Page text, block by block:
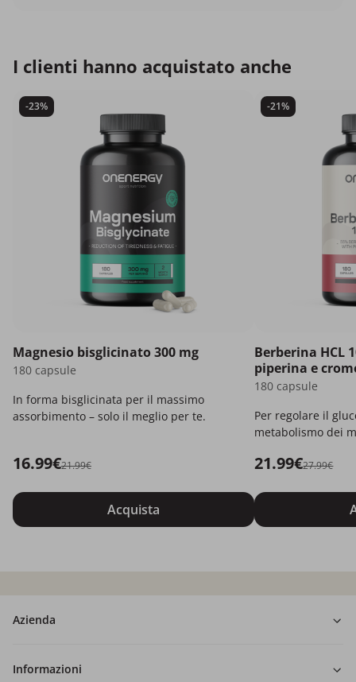
I clienti hanno acquistato anche
-23%
Magnesio bisglicinato 300 mg
180 capsule
In forma bisglicinata per il massimo
assorbimento – solo il meglio per te.
16.99€21.99€
Acquista
-21%
Berberina HCL
piperina e
180 capsule
Per regolare il
metabolismo dei
21.99€27.99€
Azienda
Informazioni